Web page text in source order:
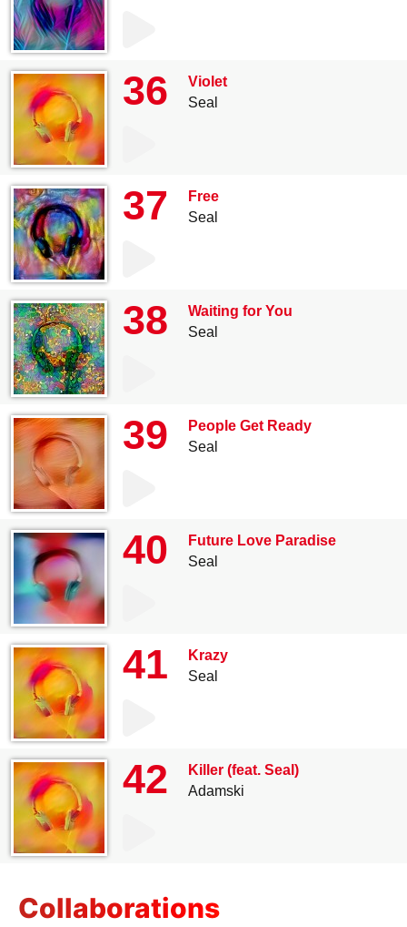
36
Violet
Seal
37
Free
Seal
38
Waiting for You
Seal
39
People Get Ready
Seal
40
Future Love Paradise
Seal
41
Krazy
Seal
42
Killer (feat. Seal)
Adamski
Collaborations